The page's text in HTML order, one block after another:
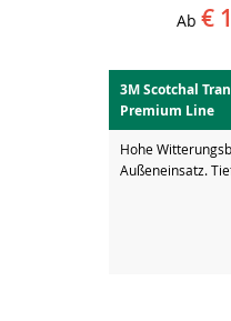
Ab €
3M Scotchal
Premium Line
Hohe
Außeneinsatz.